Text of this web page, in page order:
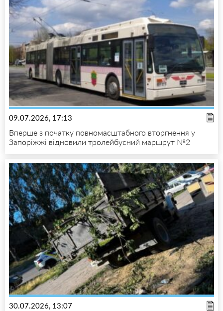
09.07.2026, 17:13
Вперше з початку повномасштабного вторгнення у
Запоріжжі відновили тролейбусний маршрут №2
30.07.2026, 13:07